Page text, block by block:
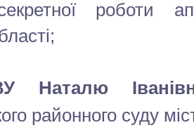
роботи
Наталю
районного суду